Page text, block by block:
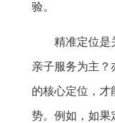
验。
精准定位是
亲子服务为主？
的核心定位，才
势。例如，如果